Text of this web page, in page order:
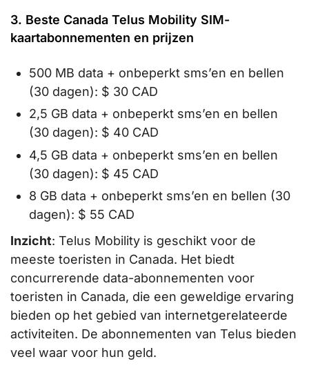
3. Beste Canada Telus Mobility SIM-
kaartabonnementen en prijzen
500 MB data + onbeperkt sms’en en bellen
(30 dagen): $ 30 CAD
2,5 GB data + onbeperkt sms’en en bellen
(30 dagen): $ 40 CAD
4,5 GB data + onbeperkt sms’en en bellen
(30 dagen): $ 45 CAD
8 GB data + onbeperkt sms’en en bellen (30
dagen): $ 55 CAD
Inzicht: Telus Mobility is geschikt voor de
meeste toeristen in Canada. Het biedt
concurrerende data-abonnementen voor
toeristen in Canada, die een geweldige ervaring
bieden op het gebied van internetgerelateerde
activiteiten. De abonnementen van Telus bieden
veel waar voor hun geld.